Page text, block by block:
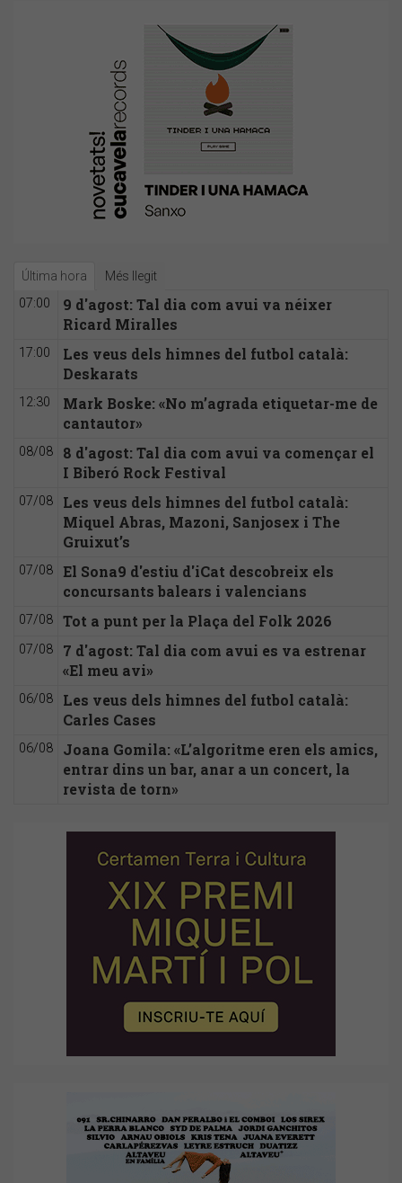
Última hora Més llegit
07:00
9 d'agost: Tal dia com avui va néixer
Ricard Miralles
17:00
Les veus dels himnes del futbol català:
Deskarats
12:30
Mark Boske: «No m’agrada etiquetar-me de
cantautor»
08/08
8 d'agost: Tal dia com avui va començar el
I Biberó Rock Festival
07/08
Les veus dels himnes del futbol català:
Miquel Abras, Mazoni, Sanjosex i The
Gruixut’s
07/08
El Sona9 d'estiu d'iCat descobreix els
concursants balears i valencians
07/08 Tot a punt per la Plaça del Folk 2026
07/08
7 d'agost: Tal dia com avui es va estrenar
«El meu avi»
06/08
Les veus dels himnes del futbol català:
Carles Cases
06/08
Joana Gomila: «L’algoritme eren els amics,
entrar dins un bar, anar a un concert, la
revista de torn»